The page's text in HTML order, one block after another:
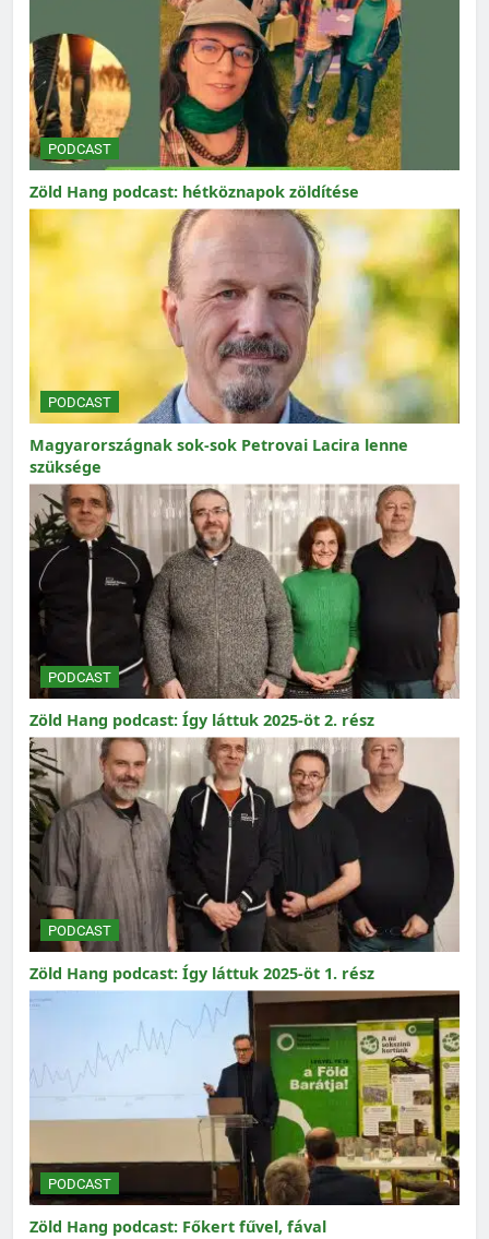
PODCAST
Zöld Hang podcast: hétköznapok zöldítése
PODCAST
Magyarországnak sok-sok Petrovai Lacira lenne
szüksége
PODCAST
Zöld Hang podcast: Így láttuk 2025-öt 2. rész
PODCAST
Zöld Hang podcast: Így láttuk 2025-öt 1. rész
PODCAST
Zöld Hang podcast: Főkert fűvel, fával